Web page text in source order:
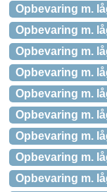
Opbevaring m.
Opbevaring m.
Opbevaring m.
Opbevaring m.
Opbevaring m.
Opbevaring m.
Opbevaring m.
Opbevaring m.
Opbevaring m.